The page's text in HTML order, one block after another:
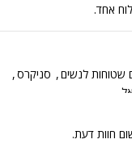
אחד.
שטוחות לנשים, סניקרס,
חוות דעת.